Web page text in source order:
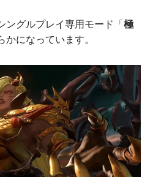
ングルプレイ専用モード「極
になっています。